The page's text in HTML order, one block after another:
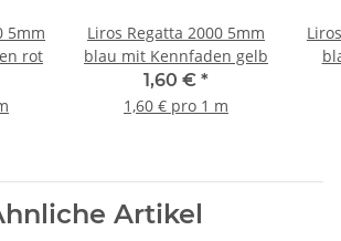
5mm
rot
Liros Regatta 2000 5mm
blau mit Kennfaden gelb
1,60 € *
1,60 € pro 1 m
Artikel